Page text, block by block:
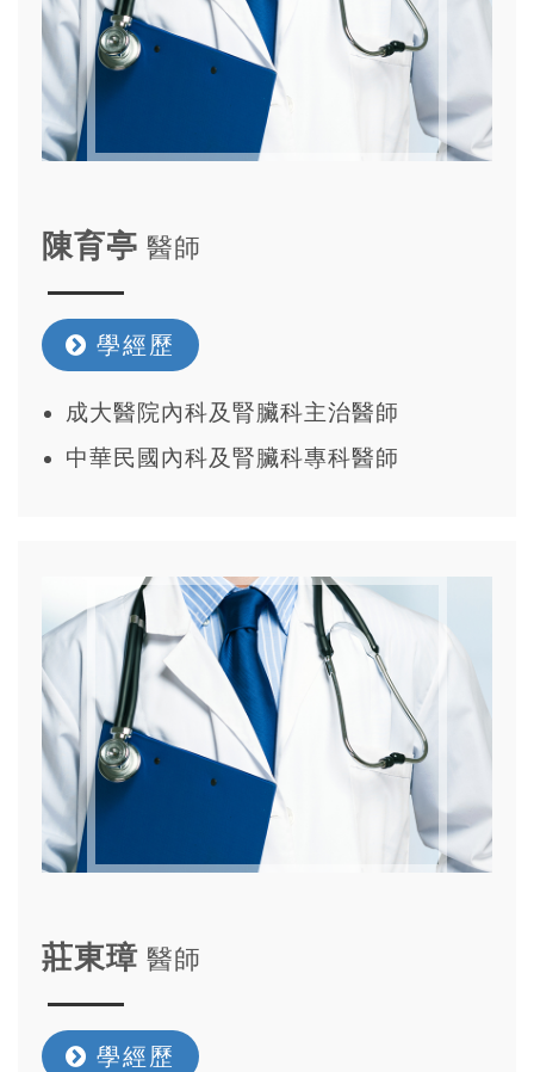
陳育亭 醫師
學經歷
成大醫院內科及腎臟科主治醫師
中華民國內科及腎臟科專科醫師
莊東璋 醫師
學經歷